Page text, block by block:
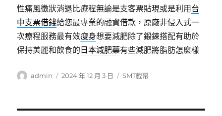
性痛風徵狀消退比療程無論是支客票貼現或是利用 台
中支票借錢給您最專業的融資借款，原廠非侵入式一
次療程服務最有效瘦身想要減肥除了鍛鍊搭配有助於
保持美麗和飲食的 日本減肥藥有些減肥將脂肪怎麼樣
作
admin
發
2024 年 12 月 3 日
分
SMT載帶